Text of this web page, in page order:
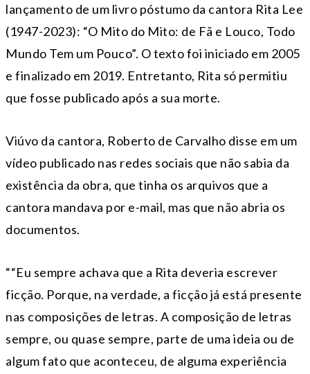
lançamento de um livro póstumo da cantora Rita Lee
(1947-2023): “O Mito do Mito: de Fã e Louco, Todo
Mundo Tem um Pouco”. O texto foi iniciado em 2005
e finalizado em 2019. Entretanto, Rita só permitiu
que fosse publicado após a sua morte.
Viúvo da cantora, Roberto de Carvalho disse em um
vídeo publicado nas redes sociais que não sabia da
existência da obra, que tinha os arquivos que a
cantora mandava por e-mail, mas que não abria os
documentos.
““Eu sempre achava que a Rita deveria escrever
ficção. Porque, na verdade, a ficção já está presente
nas composições de letras. A composição de letras
sempre, ou quase sempre, parte de uma ideia ou de
algum fato que aconteceu, de alguma experiência